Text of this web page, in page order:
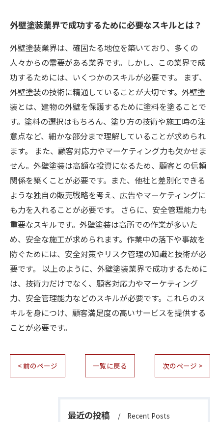
外壁塗装業界で成功するために必要なスキルとは？
外壁塗装業界は、確固たる地位を築いており、多くの
人々からの需要がある業界です。しかし、この業界で成
功するためには、いくつかのスキルが必要です。 まず、
外壁塗装の技術に精通していることが大切です。外壁塗
装とは、建物の外壁を保護するために塗料を塗ることで
す。塗料の選択はもちろん、塗り方の技術や施工時の注
意点など、細かな部分まで理解していることが求められ
ます。 また、顧客対応力やマーケティング力も欠かせま
せん。外壁塗装は高額な投資になるため、顧客との信頼
関係を築くことが必要です。また、他社と差別化できる
ような独自の販売戦略を考え、広告やマーケティングに
も力を入れることが必要です。 さらに、安全管理能力も
重要なスキルです。外壁塗装は高所での作業が多いた
め、安全な施工が求められます。作業中の落下や事故を
防ぐためには、安全対策やリスク管理の知識と技術が必
要です。 以上のように、外壁塗装業界で成功するために
は、技術力だけでなく、顧客対応力やマーケティング
力、安全管理能力などのスキルが必要です。これらのス
キルを身につけ、顧客満足度の高いサービスを提供する
ことが必要です。
< 前のページ 一覧に戻る 次のページ >
最近の投稿 Recent Posts